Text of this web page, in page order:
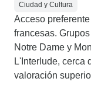
Ciudad y Cultura
Acceso
francesas.
Notre Dame y
L'Interlude, cerca
valoración